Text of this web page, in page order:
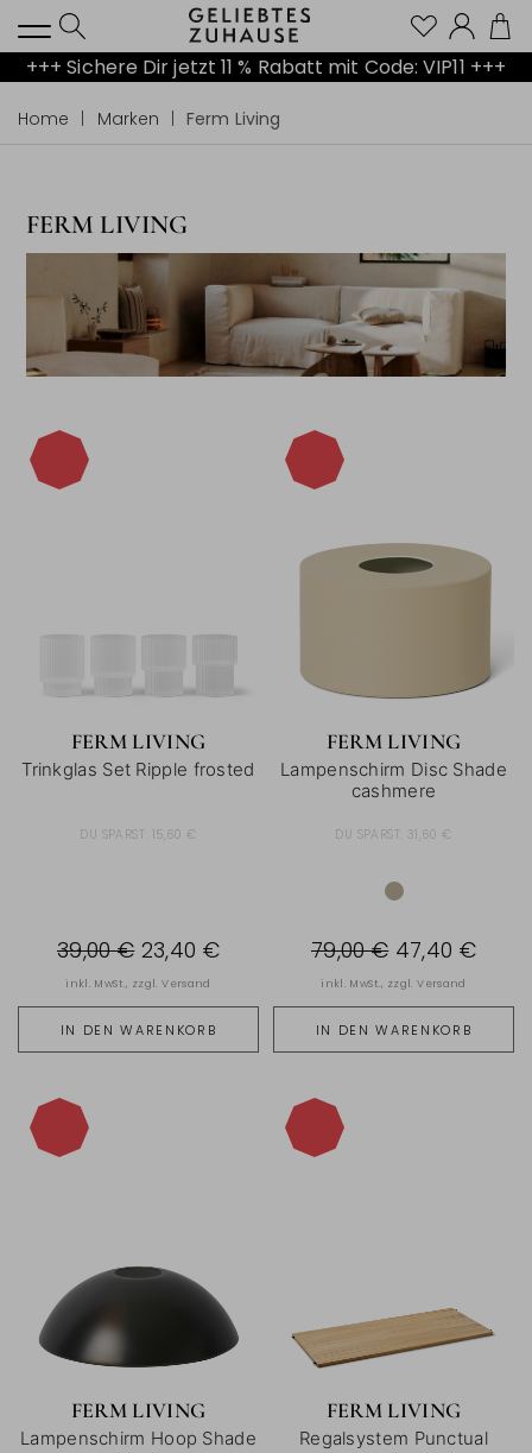
+++ Sichere Dir jetzt 11 % Rabatt mit Code: VIP11 +++
Home Marken Ferm Living
FERM LIVING
FERM LIVING
Trinkglas Set Ripple frosted
DU SPARST: 15,60 €
IN DEN WARENKORB
39,00 € 23,40 €
inkl. MwSt., zzgl.Versand
FERM LIVING
Lampenschirm Disc Shade
cashmere
DU SPARST: 31,60 €
IN DEN WARENKORB
79,00 € 47,40 €
inkl. MwSt., zzgl.Versand
FERM LIVING
Lampenschirm Hoop Shade
FERM LIVING
Regalsystem Punctual